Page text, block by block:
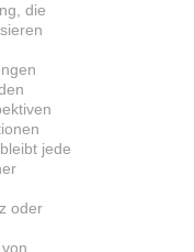
die
jede
oder